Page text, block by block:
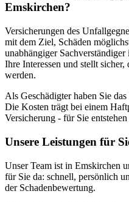
Emskirchen?
Versicherungen des
mit dem Ziel, Schäden
unabhängiger
Ihre Interessen und stellt
werden.
Als Geschädigter haben Sie
Die Kosten trägt bei einem
Versicherung - für Sie
Unsere Leistungen für
Unser Team ist in Emskirchen
für Sie da: schnell, persönlich
der Schadenbewertung.